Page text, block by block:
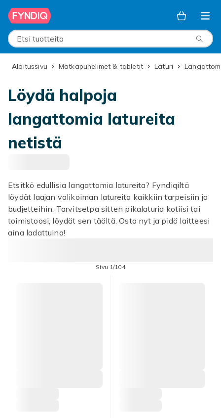
Ohita ja siirry pääsisältöön
Etsi tuotteita
Aloitussivu Matkapuhelimet & tabletit Laturi
Löydä halpoja
langattomia latureita
netistä
Etsitkö edullisia langattomia latureita? Fyndiqiltä
löydät laajan valikoiman latureita kaikkiin tarpeisiin ja
budjetteihin. Tarvitsetpa sitten pikalaturia kotiisi tai
toimistoosi, löydät sen täältä. Osta nyt ja pidä laitteesi
aina ladattuina!
Sivu 1/104